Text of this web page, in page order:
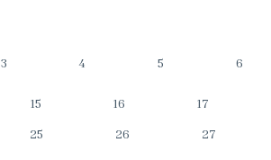
3 4 5 6
15 16 17
25 26 27